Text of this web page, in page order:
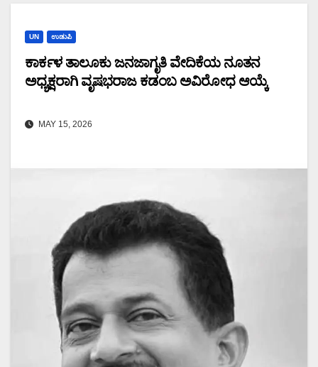
UN ಉಡುಪಿ
ಕಾರ್ಕಳ ತಾಲೂಕು ಜನಜಾಗೃತಿ ವೇದಿಕೆಯ ನೂತನ
ಅಧ್ಯಕ್ಷರಾಗಿ ವೃಷಭರಾಜ ಕಡಂಬ ಅವಿರೋಧ ಆಯ್ಕೆ
MAY 15, 2026